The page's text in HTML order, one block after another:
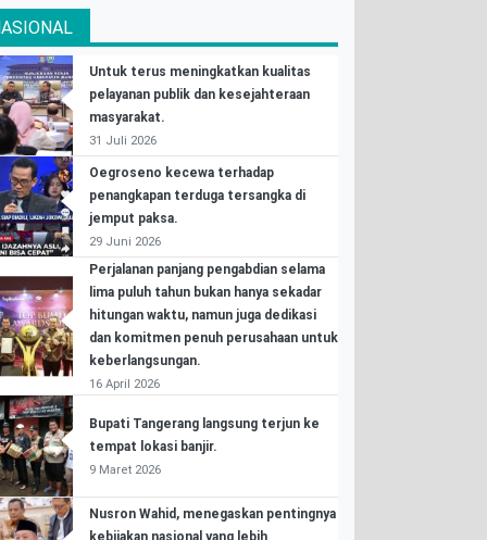
Untuk terus meningkatkan kualitas
pelayanan publik dan kesejahteraan
masyarakat.
31 Juli 2026
Oegroseno kecewa terhadap
penangkapan terduga tersangka di
jemput paksa.
29 Juni 2026
Perjalanan panjang pengabdian selama
lima puluh tahun bukan hanya sekadar
hitungan waktu, namun juga dedikasi
dan komitmen penuh perusahaan untuk
keberlangsungan.
16 April 2026
Bupati Tangerang langsung terjun ke
tempat lokasi banjir.
9 Maret 2026
Nusron Wahid, menegaskan pentingnya
kebijakan nasional yang lebih